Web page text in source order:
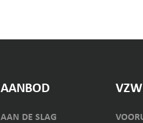
AANBOD
AAN DE SLAG